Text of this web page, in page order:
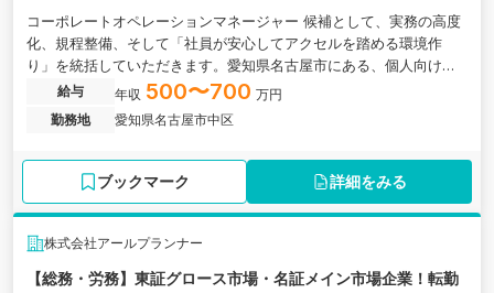
コーポレートオペレーションマネージャー 候補として、実務の高度
化、規程整備、そして「社員が安心してアクセルを踏める環境作
り」を統括していただきます。愛知県名古屋市にある、個人向けの
自動車フリマサイト「カババ」を運営し、中古車の販売を手掛けて
いる企業の求人です。
給与 年収 500〜700 万円
勤務地
愛知県名古屋市中区
ブックマーク 詳細をみる
株式会社アールプランナー
【総務・労務】東証グロース市場・名証メイン市場企業！転勤